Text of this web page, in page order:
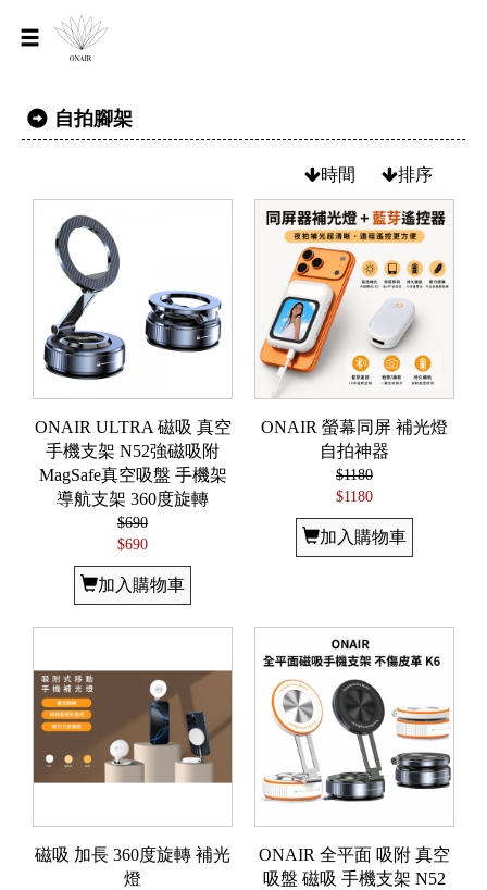
自拍腳架
時間 排序
ONAIR ULTRA 磁吸 真空
手機支架 N52強磁吸附
MagSafe真空吸盤 手機架
導航支架 360度旋轉
$690
$690
加入購物車
ONAIR 螢幕同屏 補光燈
自拍神器
$1180
$1180
加入購物車
磁吸 加長 360度旋轉 補光
燈
ONAIR 全平面 吸附 真空
吸盤 磁吸 手機支架 N52